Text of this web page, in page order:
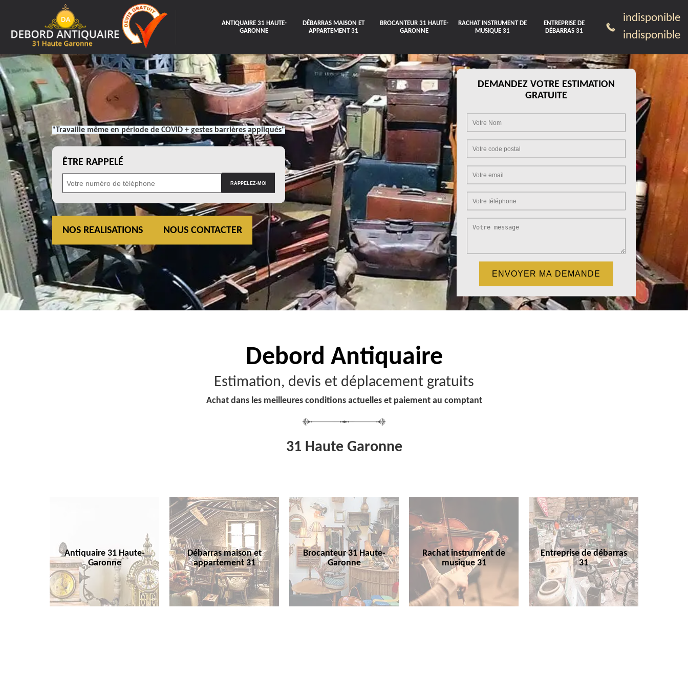
ANTIQUAIRE 31 HAUTE-
GARONNE
DÉBARRAS MAISON ET
APPARTEMENT 31
BROCANTEUR 31 HAUTE-
GARONNE
RACHAT INSTRUMENT DE
MUSIQUE 31
ENTREPRISE DE
DÉBARRAS 31
indisponible
indisponible
"Travaille même en période de COVID + gestes barrières appliqués"
ÊTRE RAPPELÉ
NOS REALISATIONS NOUS CONTACTER
DEMANDEZ VOTRE ESTIMATION
GRATUITE
Debord Antiquaire
Estimation, devis et déplacement gratuits
Achat dans les meilleures conditions actuelles et paiement au comptant
31 Haute Garonne
Antiquaire 31 Haute-
Garonne
Débarras maison et
appartement 31
Brocanteur 31 Haute-
Garonne
Rachat instrument de
musique 31
Entreprise de débarras
31